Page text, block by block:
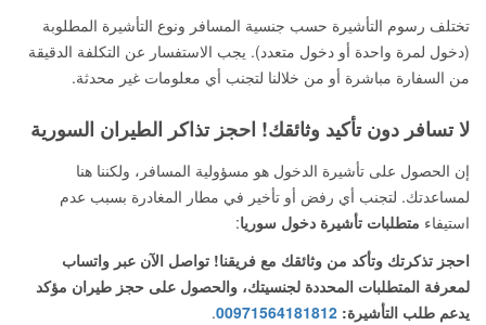
تختلف رسوم التأشيرة حسب جنسية المسافر ونوع التأشيرة المطلوبة
(دخول لمرة واحدة أو دخول متعدد). يجب الاستفسار عن التكلفة الدقيقة
من السفارة مباشرة أو من خلالنا لتجنب أي معلومات غير محدثة.
لا تسافر دون تأكيد وثائقك! احجز تذاكر الطيران السورية
إن الحصول على تأشيرة الدخول هو مسؤولية المسافر، ولكننا هنا
لمساعدتك. لتجنب أي رفض أو تأخير في مطار المغادرة بسبب عدم
استيفاء متطلبات تأشيرة دخول سوريا:
احجز تذكرتك وتأكد من وثائقك مع فريقنا! تواصل الآن عبر واتساب
لمعرفة المتطلبات المحددة لجنسيتك، والحصول على حجز طيران مؤكد
يدعم طلب التأشيرة: 00971564181812
.